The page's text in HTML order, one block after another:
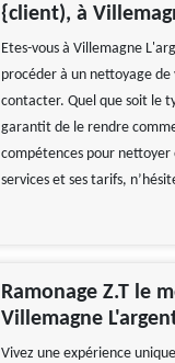
{client), à
Etes-vous à Villemagne
procéder à un nettoyage de
contacter. Quel que soit le
garantit de le rendre
compétences pour nettoyer
services et ses tarifs,
Ramonage Z.T le
Villemagne
Vivez une expérience